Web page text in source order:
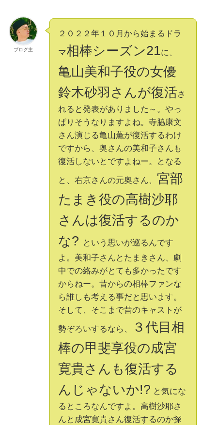
ブログ主
２０２２年１０月から始まるドラ
マ相棒シーズン21に、
亀山美和子役の女優
鈴木砂羽さんが復活さ
れると発表がありました～。やっ
ぱりそうなりますよね。寺脇康文
さん演じる亀山薫が復活するわけ
ですから、奥さんの美和子さんも
復活しないとですよねー。となる
と、右京さんの元奥さん、 宮部
たまき役の高樹沙耶
さんは復活するのか
な?
という思いが巡るんです
よ。美和子さんとたまきさん、劇
中での絡みがとても多かったです
からねー。昔からの相棒ファンな
ら誰しも考える事だと思います。
そして、そこまで昔のキャストが
勢ぞろいするなら、
３代目相
棒の甲斐享役の成宮
寛貴さんも復活する
んじゃないか!? と気にな
るところなんですよ。高樹沙耶さ
んと成宮寛貴さん復活するのか探